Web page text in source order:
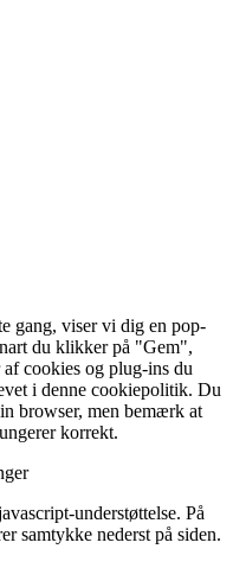
gang, viser vi dig en pop-
du klikker på "Gem",
af cookies og plug-ins du
i denne cookiepolitik. Du
browser, men bemærk at
korrekt.
understøttelse. På
samtykke nederst på siden.